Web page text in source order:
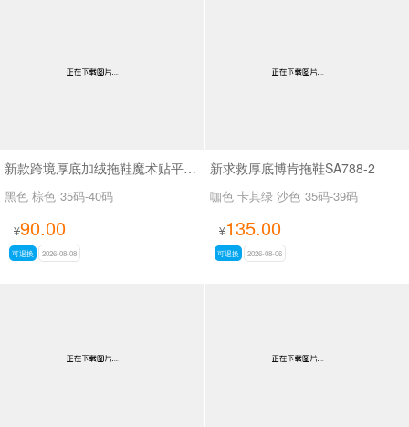
新款跨境厚底加绒拖鞋魔术贴平底一字拖勃肯保暖外穿毛毛拖SA111
黑色 棕色 35码-40码
¥90.00
可退换 2026-08-08
新求救厚底博肯拖鞋SA788-2
咖色 卡其绿 沙色 35码-39码
¥135.00
可退换 2026-08-06